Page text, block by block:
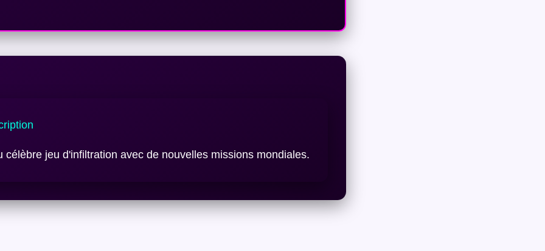
célèbre jeu d'infiltration avec de nouvelles missions mondiales.